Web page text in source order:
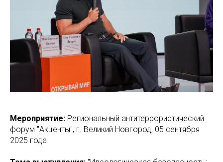
Мероприятие: Региональный антитеррористический
форум "Акценты", г. Великий Новгород, 05 сентября
2025 года